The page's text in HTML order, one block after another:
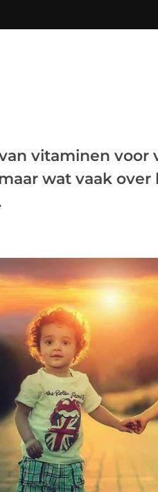
vitaminen voor
wat vaak